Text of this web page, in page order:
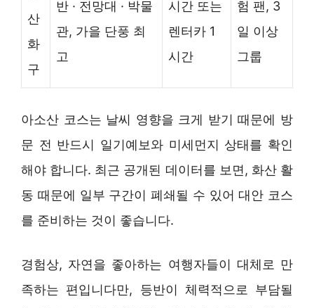
산
화
구
반 · 전망대 · 박물
관, 가을 단풍 최
고
시간 또는
렌터카 1
시간
험 팬, 3
일 이상
그룹
아소산 코스는 날씨 영향을 크게 받기 때문에 방
문 전 반드시 일기예보와 미세먼지 상태를 확인
해야 합니다. 최근 공개된 데이터를 보면, 화산 활
동 때문에 일부 구간이 폐쇄될 수 있어 대안 코스
를 준비하는 것이 좋습니다.
경험상, 자연을 좋아하는 여행자들이 대체로 만
족하는 편입니다만, 등반이 체력적으로 부담될